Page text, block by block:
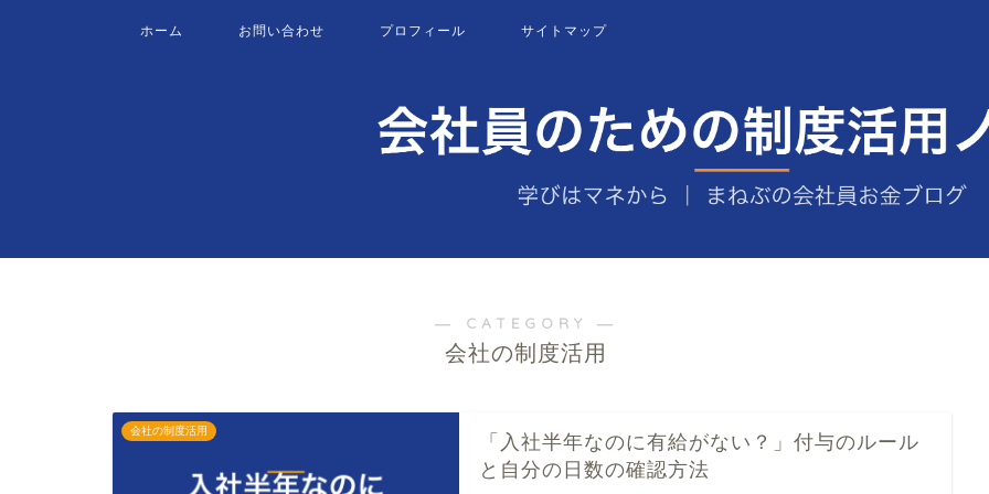
ホーム お問い合わせ プロフィール サイトマップ
― CATEGORY ―
会社の制度活用
会社の制度活用
「入社半年なのに有給がない？」付与のルール
と自分の日数の確認方法